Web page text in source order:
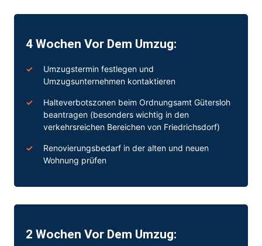
4 Wochen Vor Dem Umzug:
Umzugstermin festlegen und
Umzugsunternehmen kontaktieren
Halteverbotszonen beim Ordnungsamt Gütersloh
beantragen (besonders wichtig in den
verkehrsreichen Bereichen von Friedrichsdorf)
Renovierungsbedarf in der alten und neuen
Wohnung prüfen
2 Wochen Vor Dem Umzug: